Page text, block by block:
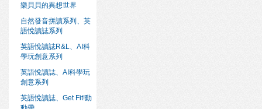
樂貝貝的異想世界
自然發音拼讀系列、英
語悅讀誌系列
英語悅讀誌R&L、AI科
學玩創意系列
英語悅讀誌、AI科學玩
創意系列
英語悅讀誌、Get Fit!動